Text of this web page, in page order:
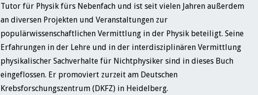
Tutor für Physik fürs Nebenfach und ist seit vielen Jahren außerdem
an diversen Projekten und Veranstaltungen zur
populärwissenschaftlichen Vermittlung in der Physik beteiligt. Seine
Erfahrungen in der Lehre und in der interdisziplinären Vermittlung
physikalischer Sachverhalte für Nichtphysiker sind in dieses Buch
eingeflossen. Er promoviert zurzeit am Deutschen
Krebsforschungszentrum (DKFZ) in Heidelberg.